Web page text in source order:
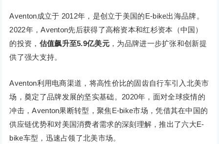
Aventon成立于 2012年，是创立于美国的E-bike出海品牌。
2022年，Aventon先后获得了高榕资本和红杉资本（中国）
的投资， 估值飙升至5.9亿美元 ，为品牌进一步扩张和创新提
供了强大支持。
Aventon利用电商渠道，将高性价比的固齿自行车引入北美市
场，奠定了品牌发展的坚实基础。2020年，面对全球疫情的
冲击，Aventon果断转型，聚焦E-bike市场，凭借其在中国的
供应链优势和对美国消费者需求的深刻理解，推出了六大E-
bike车型，迅速占领了北美市场。